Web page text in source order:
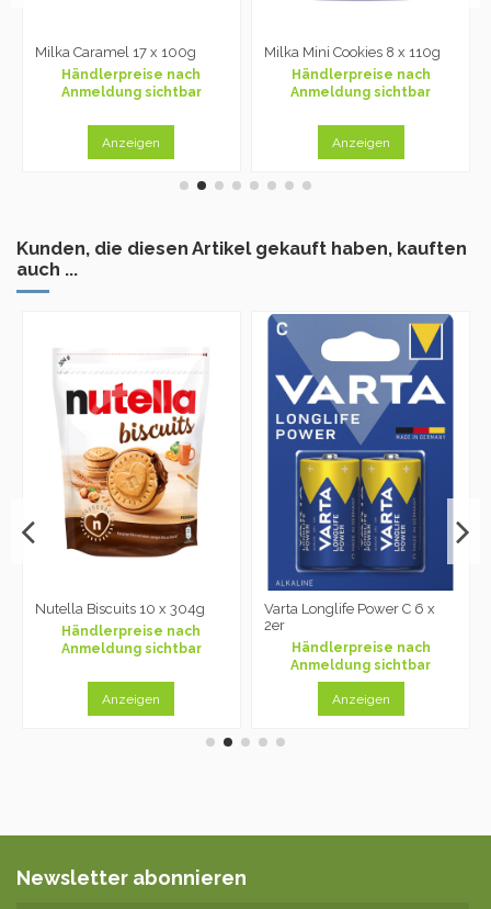
Milka Caramel 17 x 100g
Händlerpreise nach
Anmeldung sichtbar
Anzeigen
Milka Mini Cookies 8 x 110g
Händlerpreise nach
Anmeldung sichtbar
Anzeigen
Kunden, die diesen Artikel gekauft haben, kauften
auch ...
Nutella Biscuits 10 x 304g
Händlerpreise nach
Anmeldung sichtbar
Anzeigen
Varta Longlife Power C 6 x
2er
Händlerpreise nach
Anmeldung sichtbar
Anzeigen
Newsletter abonnieren